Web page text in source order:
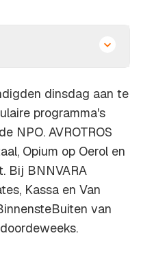
dinsdag aan te
programma's
NPO. AVROTROS
Opium op Oerol en
Bij BNNVARA
Kassa en Van
van